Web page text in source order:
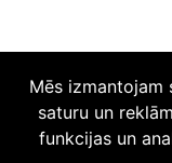
© 2026
Mēs izmantojam
saturu un
funkcijas un